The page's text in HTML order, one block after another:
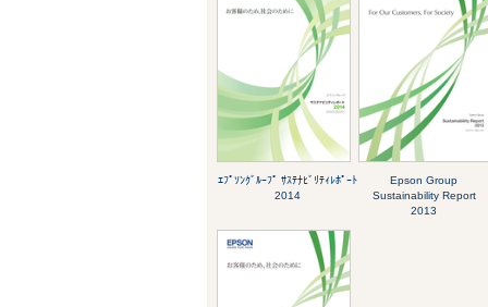
ｴﾌﾟｿﾝｸﾞﾙｰﾌﾟ ｻｽﾃﾅﾋﾞﾘﾃｨﾚﾎﾟｰﾄ
2014
Epson Group
Sustainability Report
2013